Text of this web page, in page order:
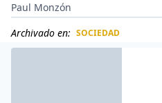
Paul Monzón
Archivado en: SOCIEDAD